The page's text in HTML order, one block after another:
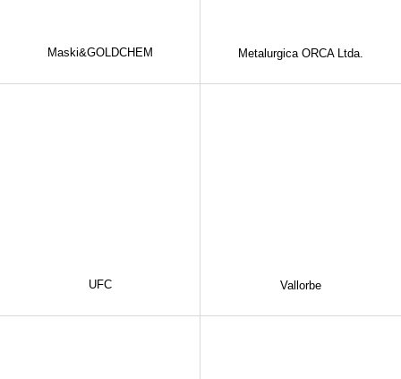
Maski&GOLDCHEM Metalurgica ORCA Ltda.
UFC Vallorbe